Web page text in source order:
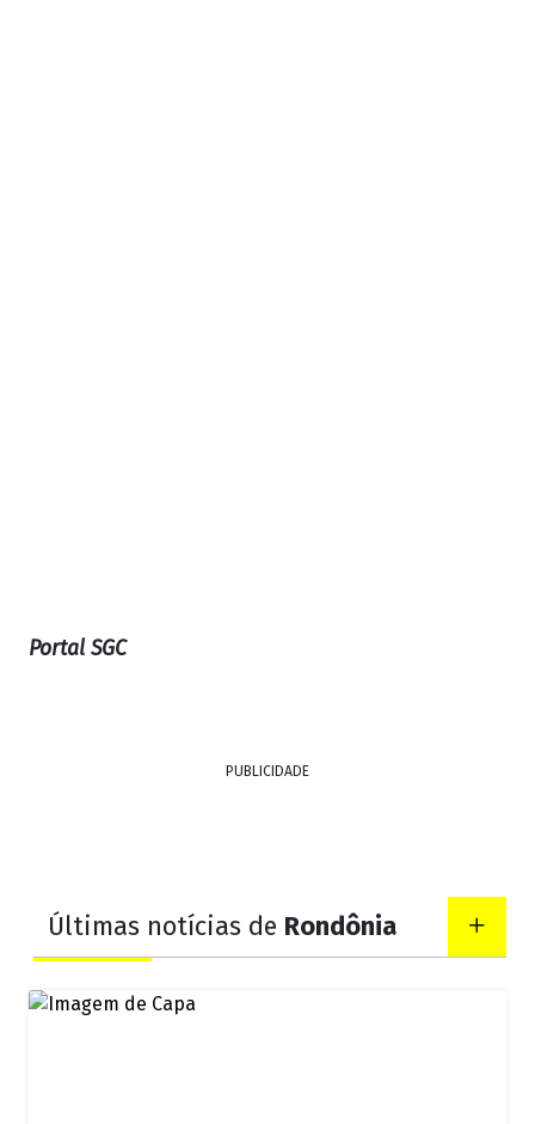
Portal SGC
PUBLICIDADE
Últimas notícias de Rondônia